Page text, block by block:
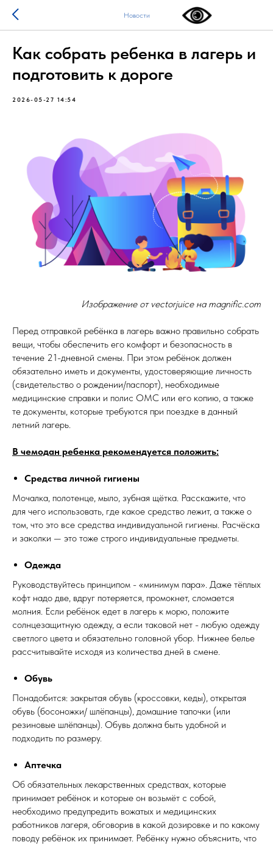
Новости
Как собрать ребенка в лагерь и
подготовить к дороге
2026-05-27 14:54
Изображение от vectorjuice на magnific.com
Перед отправкой ребёнка в лагерь важно правильно собрать
вещи, чтобы обеспечить его комфорт и безопасность в
течение 21-дневной смены. При этом ребёнок должен
обязательно иметь и документы, удостоверяющие личность
(свидетельство о рождении/паспорт), необходимые
медицинские справки и полис ОМС или его копию, а также
те документы, которые требуются при поездке в данный
летний лагерь.
В чемодан ребенка рекомендуется положить:
Средства личной гигиены
Мочалка, полотенце, мыло, зубная щётка. Расскажите, что
для чего использовать, где какое средство лежит, а также о
том, что это все средства индивидуальной гигиены. Расчёска
и заколки — это тоже строго индивидуальные предметы.
Одежда
Руководствуйтесь принципом - «минимум пара». Даже тёплых
кофт надо две, вдруг потеряется, промокнет, сломается
молния. Если ребёнок едет в лагерь к морю, положите
солнцезащитную одежду, а если таковой нет - любую одежду
светлого цвета и обязательно головной убор. Нижнее белье
рассчитывайте исходя из количества дней в смене.
Обувь
Понадобится: закрытая обувь (кроссовки, кеды), открытая
обувь (босоножки/ шлёпанцы), домашние тапочки (или
резиновые шлёпанцы). Обувь должна быть удобной и
подходить по размеру.
Аптечка
Об обязательных лекарственных средствах, которые
принимает ребёнок и которые он возьмёт с собой,
необходимо предупредить вожатых и медицинских
работников лагеря, обговорив в какой дозировке и по какому
поводу ребёнок их принимает. Ребёнку нужно объяснить, что